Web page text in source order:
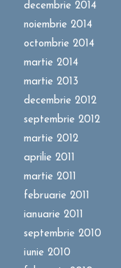
decembrie 2014
noiembrie 2014
octombrie 2014
martie 2014
martie 2013
decembrie 2012
septembrie 2012
martie 2012
aprilie 2011
martie 2011
februarie 2011
ianuarie 2011
septembrie 2010
iunie 2010